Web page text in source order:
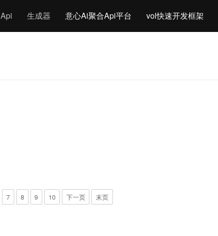
Api 生成器 意心Ai聚合Api平台 vol快速开发框架
7 8 9 10 下一页 末页